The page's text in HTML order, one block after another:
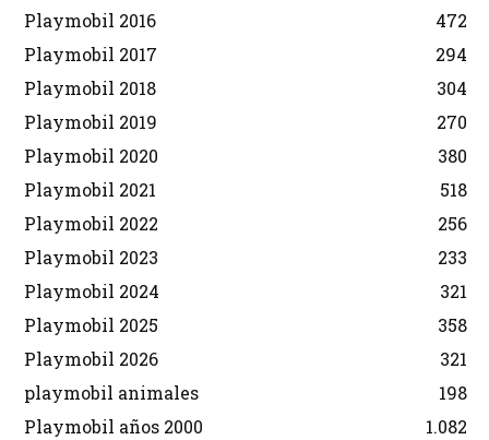
Playmobil 2016
472
Playmobil 2017
294
Playmobil 2018
304
Playmobil 2019
270
Playmobil 2020
380
Playmobil 2021
518
Playmobil 2022
256
Playmobil 2023
233
Playmobil 2024
321
Playmobil 2025
358
Playmobil 2026
321
playmobil animales
198
Playmobil años 2000
1.082